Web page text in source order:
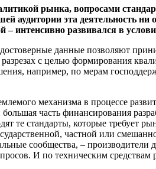
рынка, вопросами
аудитории эта деятельность
интенсивно развивался в
данные позволяют
с целью формирования
например, по мерам
механизма в процессе
часть финансирования
те стандарты, которые требует
частной или
сообщества, –
И по техническим